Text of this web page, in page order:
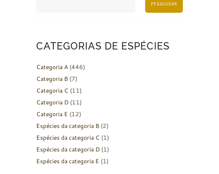
PESQUISAR
CATEGORIAS DE ESPÉCIES
Categoria A (446)
Categoria B (7)
Categoria C (11)
Categoria D (11)
Categoria E (12)
Espécies da categoria B (2)
Espécies da categoria C (1)
Espécies da categoria D (1)
Espécies da categoria E (1)